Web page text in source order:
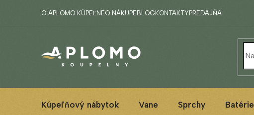
O APLOMO KÚPEĽNEO NÁKUPE BLOG KONTAKTY PREDAJŇA
Kúpeľňový nábytok Vane Sprchy Batérie